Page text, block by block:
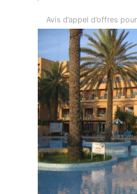
Avis d’appel d’offres